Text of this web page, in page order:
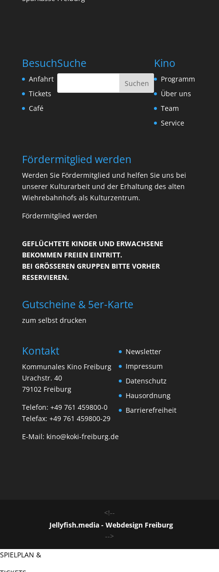
Besuch
Anfahrt
Tickets
Café
Suche Kino
Programm
Über uns
Team
Service
Fördermitglied werden
Werden Sie Fördermitglied und helfen Sie uns bei
unserer Kulturarbeit und der Erhaltung des alten
Wiehrebahnhofs als Kulturzentrum.
Fördermitglied werden
GEFLÜCHTETE KINDER UND ERWACHSENE
BEKOMMEN FREIEN EINTRITT.
BEI GRÖSSEREN GRUPPEN BITTE VORHER R
ESERVIEREN.
Gutscheine & 5er-Karte
zum selbst drucken
Kontakt
Kommunales Kino Freiburg
Urachstr. 40
79102 Freiburg
Telefon: +49 761 459800-0
Telefax: +49 761 459800-29
E-Mail: kino@koki-freiburg.de
Newsletter
Impressum
Datenschutz
Hausordnung
Barrierefreiheit
<!--
Jellyfish.media - Webdesign Freiburg
-->
SPIELPLAN &